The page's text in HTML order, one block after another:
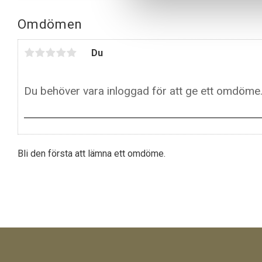
Omdömen
Du
Bli den första att lämna ett omdöme.